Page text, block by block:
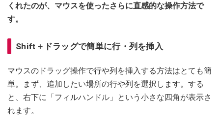
くれたのが、マウスを使ったさらに直感的な操作方法で
す。
Shift＋ドラッグで簡単に行・列を挿入
マウスのドラッグ操作で行や列を挿入する方法はとても簡
単。まず、追加したい場所の行や列を選択します。する
と、右下に「フィルハンドル」という小さな四角が表示さ
れます。